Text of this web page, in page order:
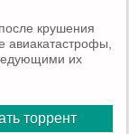
крушения
авиакатастрофы,
их
торрент